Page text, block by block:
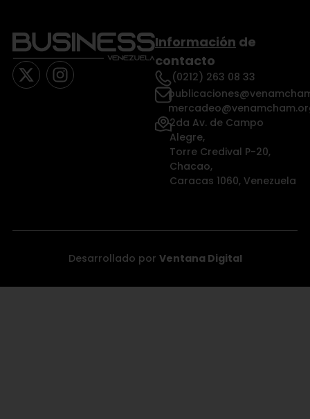
Información de
contacto
(0212) 263 08 33
2da Av. de Campo
Alegre,
Torre Credival P-20,
Chacao,
Caracas 1060, Venezuela
Desarrollado por Ventana Digital